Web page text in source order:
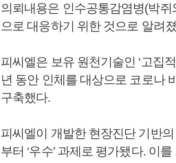
의뢰내용은 인수공통감염병(박
으로 대응하기 위한 것으로 알려
피씨엘은 보유 원천기술인 ‘고집
년 동안 인체를 대상으로 코로나
구축했다.
피씨엘이 개발한 현장진단 기반
부터 ‘우수’ 과제로 평가됐다. 이